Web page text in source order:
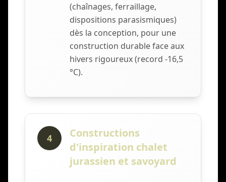
(chaînages, ferraillage,
dispositions parasismiques)
dès la conception, pour une
construction durable face aux
hivers rigoureux (record -16,5
°C).
4
Constructions
d'inspiration chalet
jurassien et savoyard